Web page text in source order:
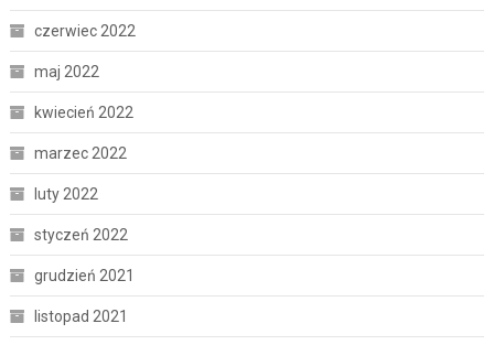
czerwiec 2022
maj 2022
kwiecień 2022
marzec 2022
luty 2022
styczeń 2022
grudzień 2021
listopad 2021